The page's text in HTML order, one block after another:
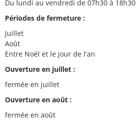
Du lundi au vendredi de 07h30 à 18h30
Périodes de fermeture :
Juillet
Août
Entre Noël et le jour de l'an
Ouverture en juillet :
fermée en juillet
Ouverture en août :
fermée en août